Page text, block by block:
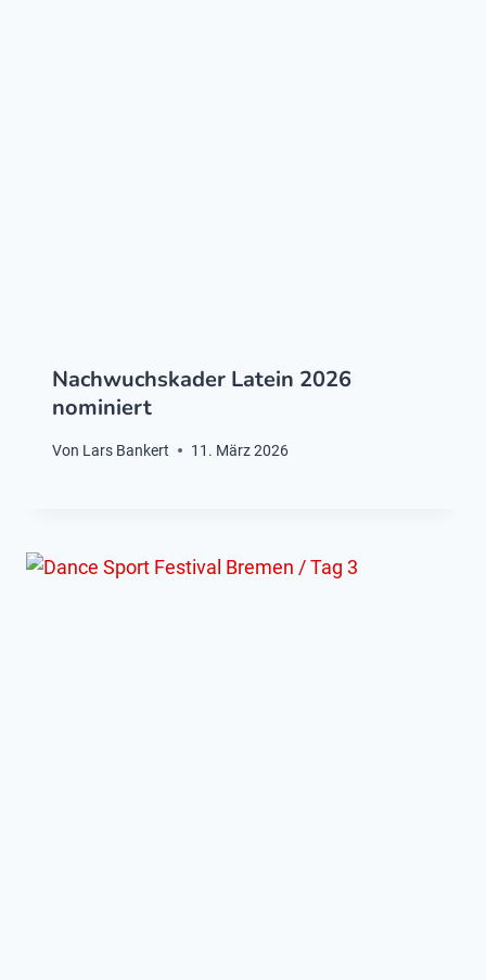
Nachwuchskader Latein 2026
nominiert
Von Lars Bankert 11. März 2026